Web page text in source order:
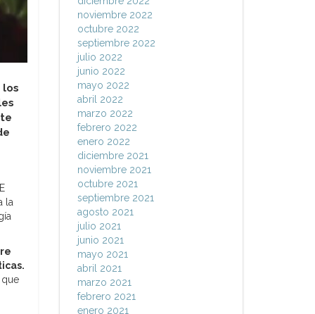
los
la
noviembre 2022
octubre 2022
septiembre 2022
julio 2022
junio 2022
mayo 2022
abril 2022
marzo 2022
febrero 2022
enero 2022
diciembre 2021
noviembre 2021
octubre 2021
septiembre 2021
agosto 2021
julio 2021
junio 2021
mayo 2021
abril 2021
marzo 2021
febrero 2021
enero 2021